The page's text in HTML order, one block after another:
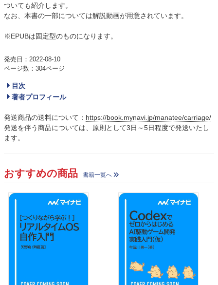
ついても紹介します。
なお、本書の一部については解説動画が用意されています。
※EPUBは固定型のものになります。
発売日：2022-08-10
ページ数：304ページ
目次
著者プロフィール
発送商品の送料について： https://book.mynavi.jp/manatee/carriage/
発送を伴う商品については、原則として3日～5日程度で発送いたし
ます。
おすすめの商品 書籍一覧へ